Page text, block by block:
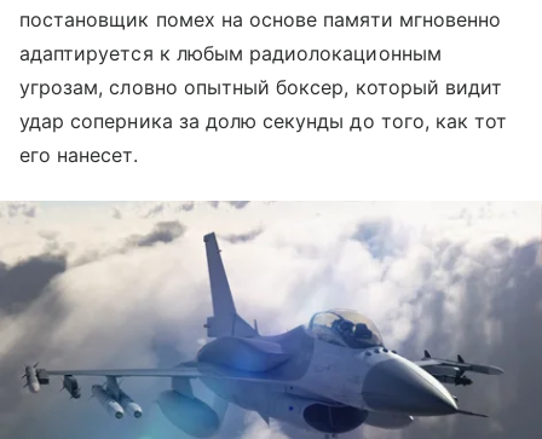
постановщик помех на основе памяти мгновенно
адаптируется к любым радиолокационным
угрозам, словно опытный боксер, который видит
удар соперника за долю секунды до того, как тот
его нанесет.